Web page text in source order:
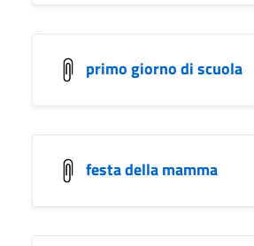
primo giorno di scuola
festa della mamma